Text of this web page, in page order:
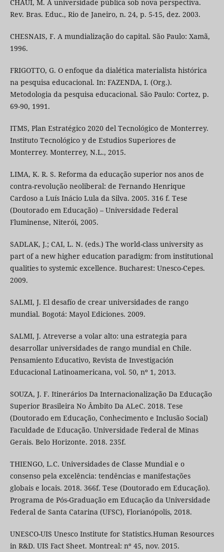
CHAUÍ, M. A universidade pública sob nova perspectiva.
Rev. Bras. Educ., Rio de Janeiro, n. 24, p. 5-15, dez. 2003.
CHESNAIS, F. A mundialização do capital. São Paulo: Xamã,
1996.
FRIGOTTO, G. O enfoque da dialética materialista histórica
na pesquisa educacional. In: FAZENDA, I. (Org.).
Metodologia da pesquisa educacional. São Paulo: Cortez, p.
69-90, 1991.
ITMS, Plan Estratégico 2020 del Tecnológico de Monterrey.
Instituto Tecnológico y de Estudios Superiores de
Monterrey. Monterrey, N.L., 2015.
LIMA, K. R. S. Reforma da educação superior nos anos de
contra-revolução neoliberal: de Fernando Henrique
Cardoso a Luís Inácio Lula da Silva. 2005. 316 f. Tese
(Doutorado em Educação) – Universidade Federal
Fluminense, Niterói, 2005.
SADLAK, J.; CAI, L. N. (eds.) The world-class university as
part of a new higher education paradigm: from institutional
qualities to systemic excellence. Bucharest: Unesco-Cepes.
2009.
SALMI, J. El desafío de crear universidades de rango
mundial. Bogotá: Mayol Ediciones. 2009.
SALMI, J. Atreverse a volar alto: una estrategia para
desarrollar universidades de rango mundial en Chile.
Pensamiento Educativo, Revista de Investigación
Educacional Latinoamericana, vol. 50, nº 1, 2013.
SOUZA, J. F. Itinerários Da Internacionalização Da Educação
Superior Brasileira No Âmbito Da ALeC. 2018. Tese
(Doutorado em Educação, Conhecimento e Inclusão Social)
Faculdade de Educação. Universidade Federal de Minas
Gerais. Belo Horizonte. 2018. 235f.
THIENGO, L.C. Universidades de Classe Mundial e o
consenso pela excelência: tendências e manifestações
globais e locais. 2018. 366f. Tese (Doutorado em Educação).
Programa de Pós-Graduação em Educação da Universidade
Federal de Santa Catarina (UFSC), Florianópolis, 2018.
UNESCO-UIS Unesco Institute for Statistics.Human Resources
in R&D. UIS Fact Sheet. Montreal: nº 45, nov. 2015.